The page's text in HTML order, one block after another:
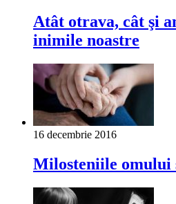
Atât otrava, cât şi
inimile noastre
16 decembrie 2016
Milosteniile omului